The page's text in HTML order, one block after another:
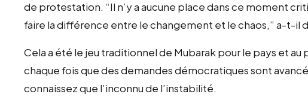
de protestation. “Il n’y a aucune place dans ce moment
faire la différence entre le changement et le chaos,” a-t-il
Cela a été le jeu traditionnel de Mubarak pour le pays et
chaque fois que des demandes démocratiques sont
connaissez que l’inconnu de l’instabilité.